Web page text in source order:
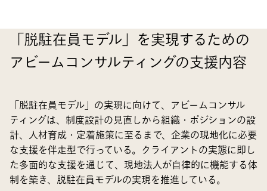
「脱駐在員モデル」を実現するための
アビームコンサルティングの支援内容
「脱駐在員モデル」の実現に向けて、アビームコンサル
ティングは、制度設計の見直しから組織・ポジションの設
計、人材育成・定着施策に至るまで、企業の現地化に必要
な支援を伴走型で行っている。クライアントの実態に即し
た多面的な支援を通じて、現地法人が自律的に機能する体
制を築き、脱駐在員モデルの実現を推進している。